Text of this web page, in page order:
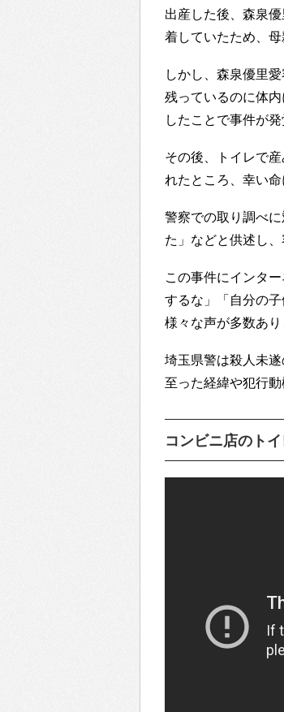
出産した後、森泉
着していたため、母
しかし、森泉優里
残っているのに体
したことで事件が発
その後、トイレで
れたところ、幸い命
警察での取り調べ
た」などと供述し、
この事件にインタ
するな」「自分の
様々な声が多数あり
埼玉県警は殺人未
至った経緯や犯行
コンビニ店のト